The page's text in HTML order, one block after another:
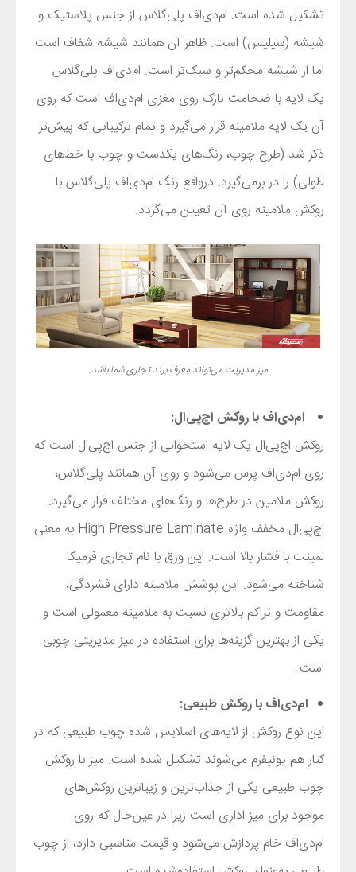
تشکیل شده است. ام‌دی‌اف پلی‌گلاس از جنس پلاستیک و
شیشه (سیلیس) است. ظاهر آن همانند شیشه شفاف است
اما از شیشه محکم‌تر و سبک‌تر است. ام‌دی‌اف پلی‌گلاس
یک لایه با ضخامت نازک روی مغزی ام‌دی‌اف است که روی
آن یک لایه ملامینه قرار می‌گیرد و تمام ترکیباتی که پیش‌تر
ذکر شد (طرح چوب، رنگ‌های یکدست و چوب با خط‌های
طولی) را در برمی‌گیرد. درواقع رنگ ام‌دی‌اف پلی‌گلاس با
روکش ملامینه روی آن تعیین می‌گردد.
میز مدیریت می‌تواند معرف برند تجاری شما باشد.
ام‌دی‌اف با روکش اچ‌پی‌ال:
روکش اچ‌پی‌ال یک لایه استخوانی از جنس اچ‌پی‌ال است که
روی ام‌دی‌اف پرس می‌شود و روی آن همانند پلی‌گلاس،
روکش ملامین در طرح‌ها و رنگ‌های مختلف قرار می‌گیرد.
اچ‌پی‌ال مخفف واژه High Pressure Laminate به معنی
لمینت با فشار بالا است. این ورق با نام تجاری فرمیکا
شناخته می‌شود. این پوشش ملامینه دارای فشردگی‌،
مقاومت و تراکم بالاتری نسبت به ملامینه معمولی است و
یکی از بهترین گزینه‌ها برای استفاده در میز مدیریتی چوبی
است.
ام‌دی‌اف با روکش طبیعی:
این نوع روکش از لایه‌های اسلایس شده چوب طبیعی که در
کنار هم یونیفرم می‌شوند تشکیل شده است. میز با روکش
چوب طبیعی یکی از جذاب‌ترین و زیباترین روکش‌های
موجود برای میز اداری است زیرا در عین‌حال که روی
ام‌دی‌اف خام پردازش می‌شود و قیمت مناسبی دارد، از چوب